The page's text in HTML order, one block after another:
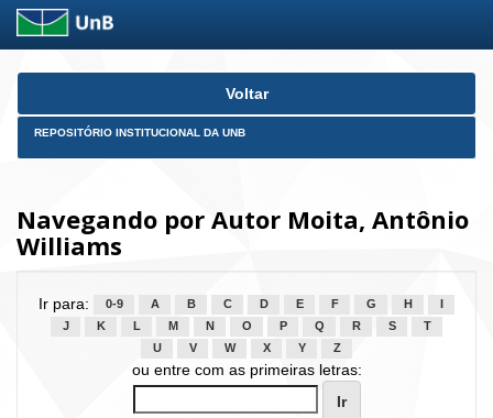
Skip
Voltar
REPOSITÓRIO INSTITUCIONAL DA UNB
Navegando por Autor Moita, Antônio
Williams
Ir para: 0-9 A B C D E F G H
J
K L M N O P Q R S
T
U
V W X Y Z
ou entre com as primeiras letras: